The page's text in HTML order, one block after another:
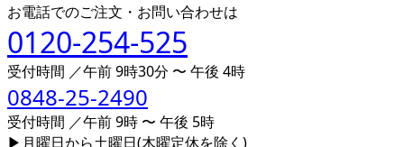
お電話でのご注文・お問い合わせは
0120-254-525
受付時間 ／午前 9時30分 〜 午後 4時
0848-25-2490
受付時間 ／午前 9時 〜 午後 5時
▶月曜日から土曜日(木曜定休を除く)